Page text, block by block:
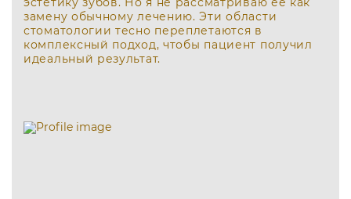
замену обычному лечению. Эти области
стоматологии тесно переплетаются в
комплексный подход, чтобы пациент получил
идеальный результат.